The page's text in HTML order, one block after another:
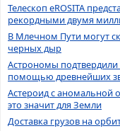
Телескоп eROSITA
рекордными двумя
В Млечном Пути могут
черных дыр
Астрономы подтвердили
помощью древнейших
Астероид с аномальной
это значит для Земли
Доставка грузов на